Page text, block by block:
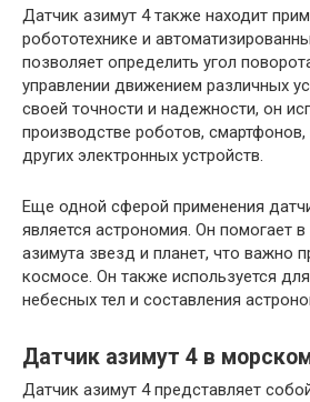
Датчик азимут 4 также находит
робототехнике и
позволяет определить угол
управлении движением различных
своей точности и надежности, он
производстве роботов,
других электронных устройств.
Еще одной сферой применения
является астрономия. Он помогает
азимута звезд и планет, что важно
космосе. Он также используется
небесных тел и составления
Датчик азимут 4 в
Датчик азимут 4 представляет